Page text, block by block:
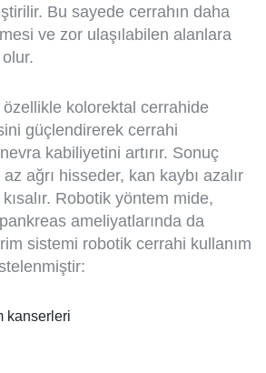
Bu sayede cerrahın daha
ve zor ulaşılabilen alanlara
kolorektal cerrahide
güçlendirerek cerrahi
kabiliyetini artırır. Sonuç
ağrı hisseder, kan kaybı azalır
Robotik yöntem mide,
ameliyatlarında da
sistemi robotik cerrahi kullanım
kanserleri